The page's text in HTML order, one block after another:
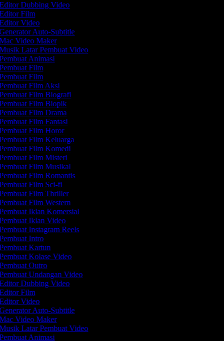
Dubbing Video
Film
Video
Auto-Subtitle
Video Maker
Latar Pembuat Video
Animasi
Film
Film
Film Aksi
Film Biografi
Film Biopik
Film Drama
Film Fantasi
Film Horor
Film Keluarga
Film Komedi
Film Misteri
Film Musikal
Film Romantis
Film Sci-fi
Film Thriller
Film Western
Iklan Komersial
Iklan Video
Instagram Reels
Intro
Kartun
Kolase Video
Outro
Undangan Video
Dubbing Video
Film
Video
Auto-Subtitle
Video Maker
Latar Pembuat Video
Animasi